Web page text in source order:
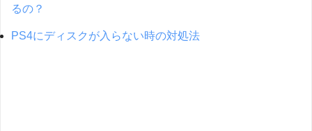
るの？
PS4にディスクが入らない時の対処法